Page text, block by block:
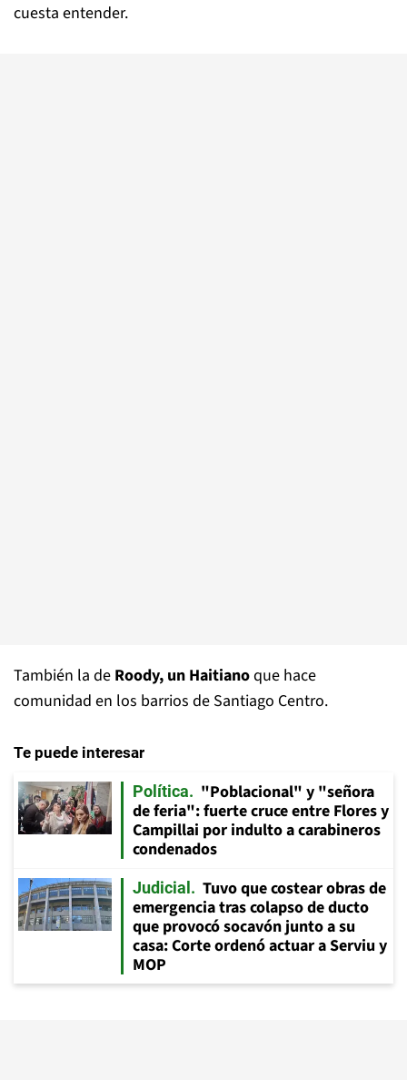
cuesta entender.
También la de Roody, un Haitianoque hace
comunidad en los barrios de Santiago Centro.
Te puede interesar
Política
"Poblacional" y "señora
de feria": fuerte cruce entre Flores y
Campillai por indulto a carabineros
condenados
Judicial
Tuvo que costear obras de
emergencia tras colapso de ducto
que provocó socavón junto a su
casa: Corte ordenó actuar a Serviu y
MOP